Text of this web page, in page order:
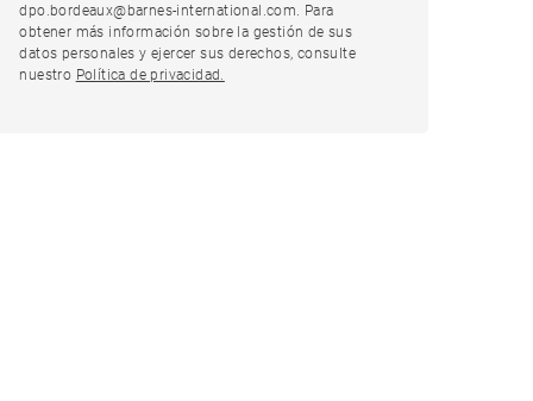
dpo.bordeaux@barnes-international.com. Para
obtener más información sobre la gestión de sus
datos personales y ejercer sus derechos, consulte
nuestro Política de privacidad.